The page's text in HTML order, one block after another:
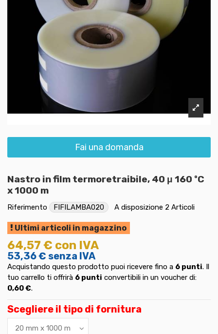
Fai una domanda
Nastro in film termoretraibile, 40 μ 160 ºC
x 1000 m
Riferimento FIFILAMBA020 A disposizione 2 Articoli
Ultimi articoli in magazzino
64,57 € con IVA
53,36 € senza IVA
Acquistando questo prodotto puoi ricevere fino a 6 punti. Il
tuo carrello ti offrirà 6 punti convertibili in un voucher di:
0,60 €.
Scegliere il tipo di fornitura